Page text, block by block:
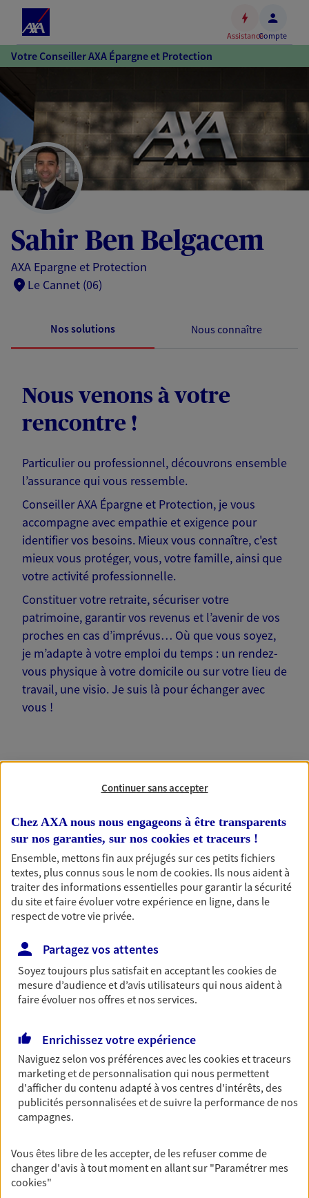
Accéder
au
Accéder
au
pied
de
page
AssistanceCompte
Votre Conseiller AXA Épargne et Protection
Sahir Ben Belgacem
AXA Epargne et Protection
Le Cannet (06)
Nos solutions Nous connaître
Nous venons à votre
rencontre !
Particulier ou professionnel, découvrons ensemble
l’assurance qui vous ressemble.
Conseiller AXA Épargne et Protection, je vous
accompagne avec empathie et exigence pour
identifier vos besoins. Mieux vous connaître, c'est
mieux vous protéger, vous, votre famille, ainsi que
votre activité professionnelle.
Constituer votre retraite, sécuriser votre
patrimoine, garantir vos revenus et l’avenir de vos
proches en cas d’imprévus… Où que vous soyez,
je m’adapte à votre emploi du temps : un rendez-
vous physique à votre domicile ou sur votre lieu de
travail, une visio. Je suis là pour échanger avec
vous !
Nos offres phares
Épargne
Réalisez vos projets grâce à votre épargne : achat
immobilier, études des enfants ou voyage autour
du monde… Épargnez à votre rythme et
simplement, selon votre profil.
Découvrir les offres Épargne
Retraite
notre solution PER (Plan Epargne Retraite)
spécialement conçue pour la retraite.
Découvrir l'offre Retraite
Prévoyance
Pour un avenir serein, assurez-vous avec notre
contrat prévoyance. Préservez vos proches en cas
d'accident ou de maladie en optant pour les
garanties incapacité temporaire totale de travail,
Continuer sans accepter
Chez AXA nous nous engageons à être transparents
sur nos garanties, sur nos cookies et traceurs !
Ensemble, mettons fin aux préjugés sur ces petits fichiers
textes, plus connus sous le nom decookies. Ils nous aident à
traiter des informations essentielles pour garantir la sécurité
du site et faire évoluer votre expérience en ligne, dans le
respect de votre vie privée.
Partagez vos attentes
Soyez toujours plus satisfait en acceptant lescookiesde
mesure d’audience et d’avis utilisateurs qui nous aident à
faire évoluer nos offres et nos services.
Enrichissez votre expérience
Naviguez selon vos préférences avec lescookies et traceurs
marketing et de personnalisation qui nous permettent
d'afficher du contenu adapté à vos centres d'intérêts, des
publicités personnalisées et de suivre la performance de nos
campagnes.
Vous êtes libre de les accepter, de les refuser comme de
changer d'avis à tout moment en allant sur "Paramétrer mes
cookies"